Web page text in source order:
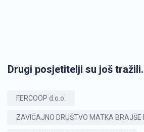
Drugi posjetitelji su još
FERCOOP d.o.o.
ZAVIČAJNO DRUŠTVO MATKA BRAJŠE